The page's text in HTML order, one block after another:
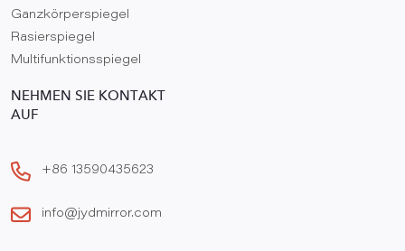
Ganzkörperspiegel
Rasierspiegel
Multifunktionsspiegel
NEHMEN SIE KONTAKT
AUF
+86 13590435623
info@jydmirror.com